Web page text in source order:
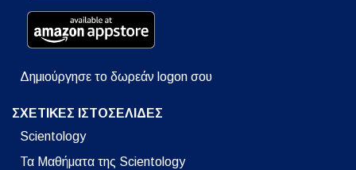
Δημιούργησε το δωρεάν logon σου
ΣΧΕΤΙΚΕΣ ΙΣΤΟΣΕΛΙΔΕΣ
Scientology
Τα Μαθήματα της Scientology